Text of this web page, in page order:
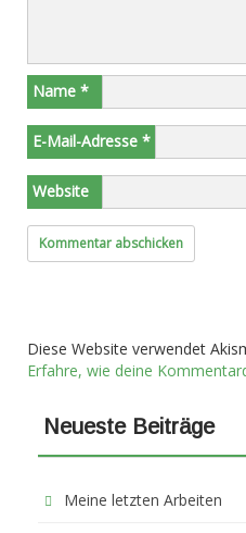
Name *
E-Mail-Adresse *
Website
Diese Website verwendet
Erfahre, wie deine
Neueste Beiträge
Meine letzten Arbeiten